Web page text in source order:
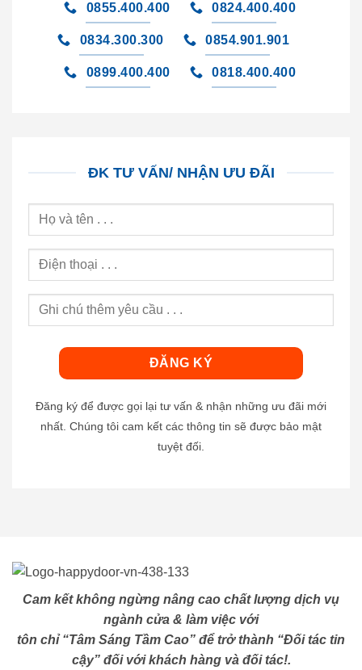
0855.400.400 0824.400.400
0834.300.300 0854.901.901
0899.400.400 0818.400.400
ĐK TƯ VẤN/ NHẬN ƯU ĐÃI
Đăng ký để được gọi lại tư vấn & nhận những ưu đãi mới
nhất. Chúng tôi cam kết các thông tin sẽ được bảo mật
tuyệt đối.
Cam kết không ngừng nâng cao chất lượng dịch vụ
ngành cửa & làm việc với
tôn chỉ “Tâm Sáng Tầm Cao” để trở thành “Đối tác tin
cậy” đối với khách hàng và đối tác!.